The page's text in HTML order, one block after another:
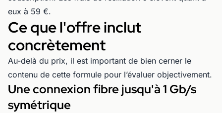
eux à 59 €.
Ce que l'offre inclut
concrètement
Au-delà du prix, il est important de bien cerner le
contenu de cette formule pour l’évaluer objectivement.
Une connexion fibre jusqu'à 1 Gb/s
symétrique